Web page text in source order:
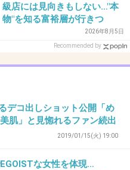
口を開くと言葉が下
級店には見向きもしない…"本
物"を知る富裕層が行きつ
く"究極のスシ"の正体2026年8月5日
Recommended by
デコ出しショット公開「め
肌」と見惚れるファン続出
2019/01/15(火) 19:00
な女性を体現…